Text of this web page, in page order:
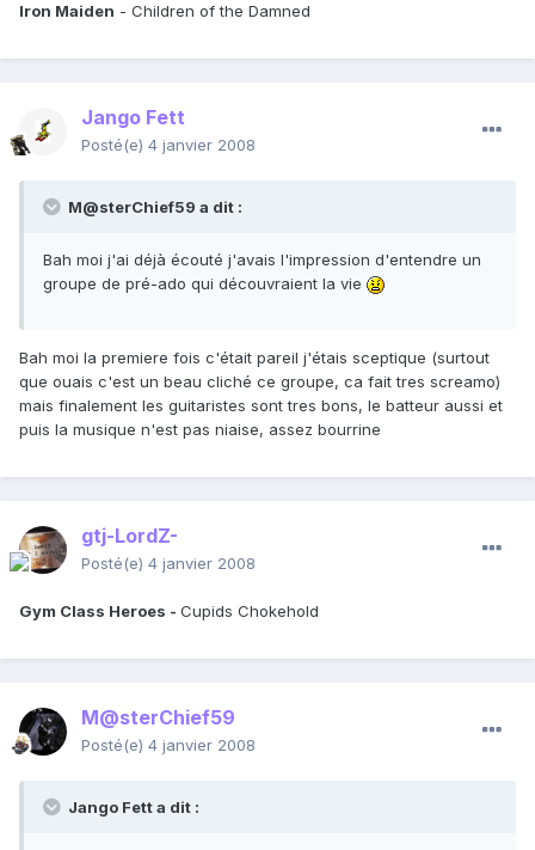
Iron Maiden - Children of the Damned
Jango Fett
Posté(e) 4 janvier 2008
M@sterChief59 a dit :
Bah moi j'ai déjà écouté j'avais l'impression d'entendre un
groupe de pré-ado qui découvraient la vie
Bah moi la premiere fois c'était pareil j'étais sceptique (surtout
que ouais c'est un beau cliché ce groupe, ca fait tres screamo)
mais finalement les guitaristes sont tres bons, le batteur aussi et
puis la musique n'est pas niaise, assez bourrine
gtj-LordZ-
Posté(e) 4 janvier 2008
Gym Class Heroes - Cupids Chokehold
M@sterChief59
Posté(e) 4 janvier 2008
Jango Fett a dit :